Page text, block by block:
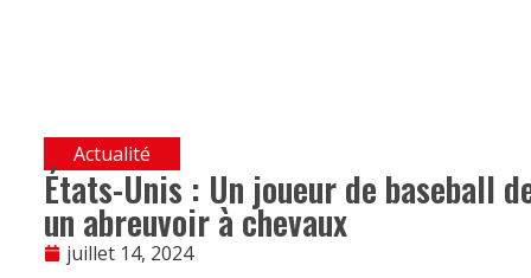
Actualité
États-Unis : Un joueur de baseball
un abreuvoir à chevaux
juillet 14, 2024